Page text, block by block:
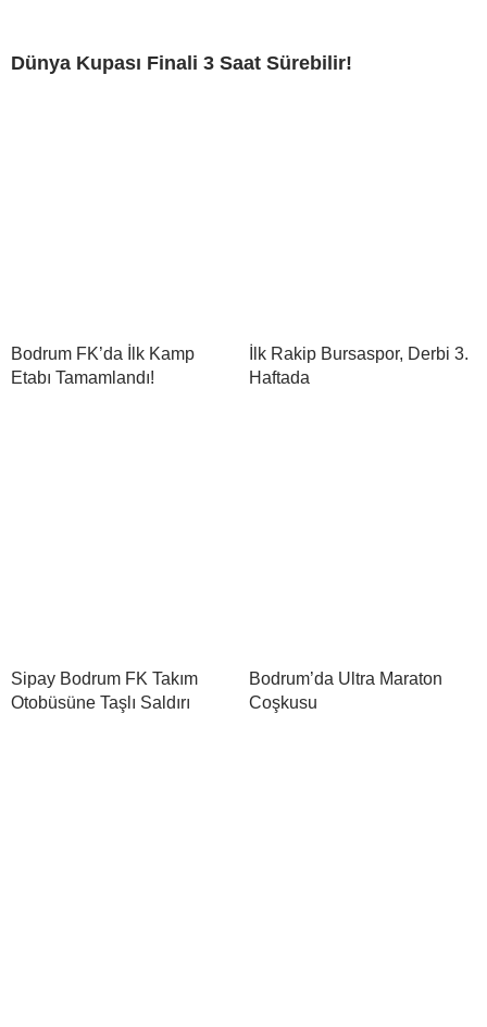
Dünya Kupası Finali 3 Saat Sürebilir!
Bodrum FK’da İlk Kamp
Etabı Tamamlandı!
İlk Rakip Bursaspor, Derbi 3.
Haftada
Sipay Bodrum FK Takım
Otobüsüne Taşlı Saldırı
Bodrum’da Ultra Maraton
Coşkusu